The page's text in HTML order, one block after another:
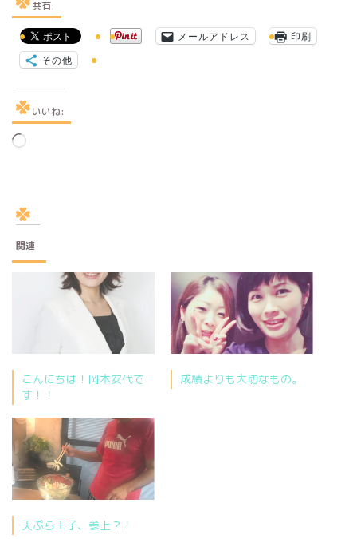
共有:
メールアドレス
印刷
その他
いいね:
読
中…
関連
こんにちは！岡本安代で
す！！
成績よりも大切なもの。
天ぷら王子、参上？！